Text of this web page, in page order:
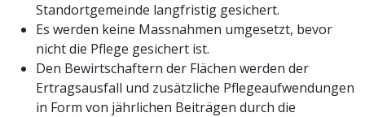
Standortgemeinde langfristig gesichert.
Es werden keine Massnahmen umgesetzt, bevor
nicht die Pflege gesichert ist.
Den Bewirtschaftern der Flächen werden der
Ertragsausfall und zusätzliche Pflegeaufwendungen
in Form von jährlichen Beiträgen durch die